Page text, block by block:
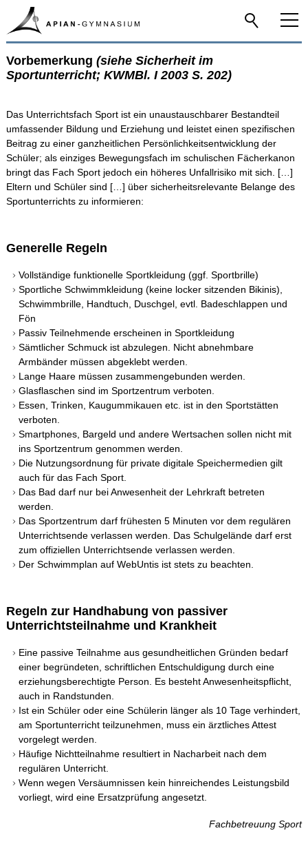
Home
Schulfamilie
Infos-Service
Fächer
Biologie
Chemie
Deutsch
Englisch
Ethik
Ev. Religion
Französisch
Geographie
Geschichte
Italienisch
Kunst
Latein
Mathematik
Musik
Natur und Technik
Physik
Vorbemerkung (siehe Sicherheit im
Sportunterricht; KWMBl. I 2003 S. 202)
Das Unterrichtsfach Sport ist ein unaustauschbarer Bestandteil
umfassender Bildung und Erziehung und leistet einen spezifischen
Beitrag zu einer ganzheitlichen Persönlichkeitsentwicklung der
Schüler; als einziges Bewegungsfach im schulischen Fächerkanon
bringt das Fach Sport jedoch ein höheres Unfallrisiko mit sich. […]
Eltern und Schüler sind […] über sicherheitsrelevante Belange des
Sportunterrichts zu informieren:
Generelle Regeln
Vollständige funktionelle Sportkleidung (ggf. Sportbrille)
Sportliche Schwimmkleidung (keine locker sitzenden Bikinis),
Schwimmbrille, Handtuch, Duschgel, evtl. Badeschlappen und
Fön
Passiv Teilnehmende erscheinen in Sportkleidung
Sämtlicher Schmuck ist abzulegen. Nicht abnehmbare
Armbänder müssen abgeklebt werden.
Lange Haare müssen zusammengebunden werden.
Glasflaschen sind im Sportzentrum verboten.
Essen, Trinken, Kaugummikauen etc. ist in den Sportstätten
verboten.
Smartphones, Bargeld und andere Wertsachen sollen nicht mit
ins Sportzentrum genommen werden.
Die Nutzungsordnung für private digitale Speichermedien gilt
auch für das Fach Sport.
Das Bad darf nur bei Anwesenheit der Lehrkraft betreten
werden.
Das Sportzentrum darf frühesten 5 Minuten vor dem regulären
Unterrichtsende verlassen werden. Das Schulgelände darf erst
zum offiziellen Unterrichtsende verlassen werden.
Der Schwimmplan auf WebUntis ist stets zu beachten.
Regeln zur Handhabung von passiver
Unterrichtsteilnahme und Krankheit
Eine passive Teilnahme aus gesundheitlichen Gründen bedarf
einer begründeten, schriftlichen Entschuldigung durch eine
erziehungsberechtigte Person. Es besteht Anwesenheitspflicht,
auch in Randstunden.
Ist ein Schüler oder eine Schülerin länger als 10 Tage verhindert,
am Sportunterricht teilzunehmen, muss ein ärztliches Attest
vorgelegt werden.
Häufige Nichtteilnahme resultiert in Nacharbeit nach dem
regulären Unterricht.
Wenn wegen Versäumnissen kein hinreichendes Leistungsbild
vorliegt, wird eine Ersatzprüfung angesetzt.
Fachbetreuung Sport